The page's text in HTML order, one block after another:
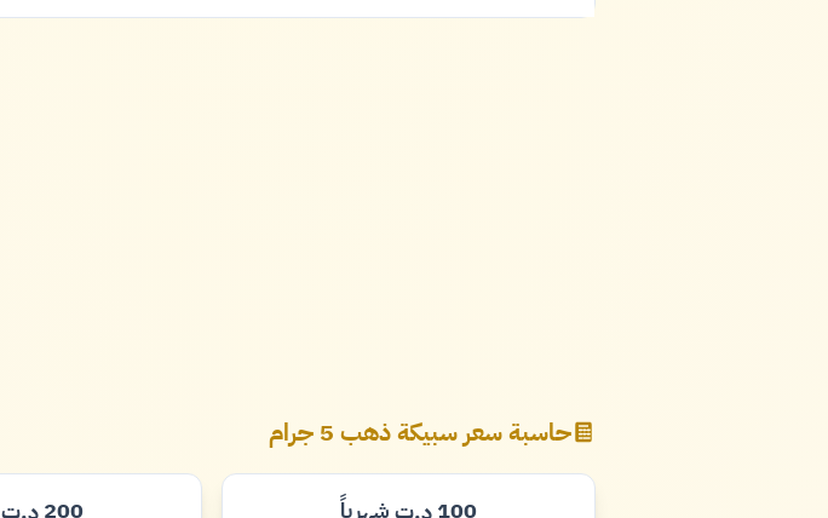
حاسبة سعر سبيكة ذهب 5 جرام
100 شهرياً 200